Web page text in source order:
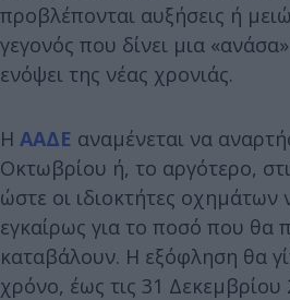
προβλέπονται αυξήσεις ή
γεγονός που δίνει μια
ενόψει της νέας χρονιάς.
Η ΑΑΔΕ αναμένεται να
Οκτωβρίου ή, το αργότερο,
ώστε οι ιδιοκτήτες
εγκαίρως για το ποσό που θα
καταβάλουν. Η εξόφληση θα
χρόνο, έως τις 31 Δεκεμβρίου